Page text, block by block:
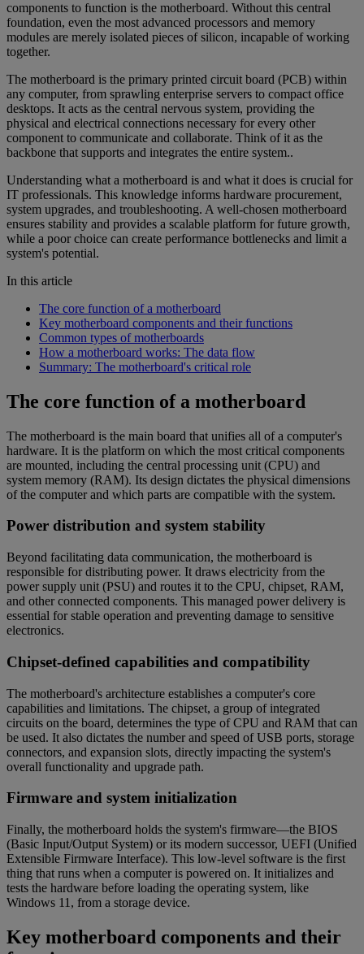
components to function is the motherboard. Without this central
foundation, even the most advanced processors and memory
modules are merely isolated pieces of silicon, incapable of working
together.
The motherboard is the primary printed circuit board (PCB) within
any computer, from sprawling enterprise servers to compact office
desktops. It acts as the central nervous system, providing the
physical and electrical connections necessary for every other
component to communicate and collaborate. Think of it as the
backbone that supports and integrates the entire system..
Understanding what a motherboard is and what it does is crucial for
IT professionals. This knowledge informs hardware procurement,
system upgrades, and troubleshooting. A well-chosen motherboard
ensures stability and provides a scalable platform for future growth,
while a poor choice can create performance bottlenecks and limit a
system's potential.
In this article
The core function of a motherboard
Key motherboard components and their functions
Common types of motherboards
How a motherboard works: The data flow
Summary: The motherboard's critical role
The core function of a motherboard
The motherboard is the main board that unifies all of a computer's
hardware. It is the platform on which the most critical components
are mounted, including the central processing unit (CPU) and
system memory (RAM). Its design dictates the physical dimensions
of the computer and which parts are compatible with the system.
Power distribution and system stability
Beyond facilitating data communication, the motherboard is
responsible for distributing power. It draws electricity from the
power supply unit (PSU) and routes it to the CPU, chipset, RAM,
and other connected components. This managed power delivery is
essential for stable operation and preventing damage to sensitive
electronics.
Chipset-defined capabilities and compatibility
The motherboard's architecture establishes a computer's core
capabilities and limitations. The chipset, a group of integrated
circuits on the board, determines the type of CPU and RAM that can
be used. It also dictates the number and speed of USB ports, storage
connectors, and expansion slots, directly impacting the system's
overall functionality and upgrade path.
Firmware and system initialization
Finally, the motherboard holds the system's firmware—the BIOS
(Basic Input/Output System) or its modern successor, UEFI (Unified
Extensible Firmware Interface). This low-level software is the first
thing that runs when a computer is powered on. It initializes and
tests the hardware before loading the operating system, like
Windows 11, from a storage device.
Key motherboard components and their